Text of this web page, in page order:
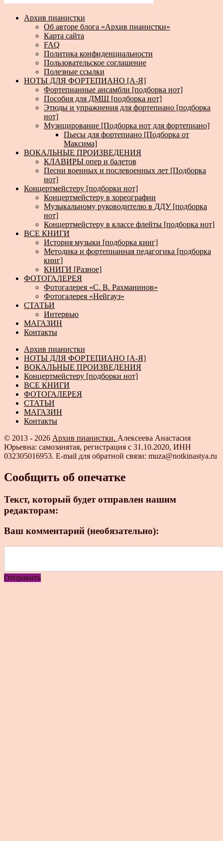
Архив пианистки
Об авторе блога «Архив пианистки»
Карта сайта
FAQ
Политика конфиденциальности
Пользовательское соглашение
Полезные ссылки
НОТЫ ДЛЯ ФОРТЕПИАНО [А-Я]
Фортепианные ансамбли [подборка нот]
Пособия для ДМШ [подборка нот]
Этюды и упражнения для фортепиано [подборка
нот]
Музицирование [Подборка нот для фортепиано]
Пьесы для фортепиано [Подборка от
Максима]
ВОКАЛЬНЫЕ ПРОИЗВЕДЕНИЯ
КЛАВИРЫ опер и балетов
Песни военных и послевоенных лет [Подборка
нот]
Концертмейстеру [подборки нот]
Концертмейстеру в хореографии
Музыкальному руководителю в ДДУ [подборка
нот]
Концертмейстеру в классе флейты [подборка нот]
ВСЕ КНИГИ
История музыки [подборка книг]
Методика и фортепианная педагогика [подборка
книг]
КНИГИ [Разное]
ФОТОГАЛЕРЕЯ
Фотогалерея «С. В. Рахманинов»
Фотогалерея «Нейгауз»
СТАТЬИ
Интервью
МАГАЗИН
Контакты
Архив пианистки
НОТЫ ДЛЯ ФОРТЕПИАНО [А-Я]
ВОКАЛЬНЫЕ ПРОИЗВЕДЕНИЯ
Концертмейстеру [подборки нот]
ВСЕ КНИГИ
ФОТОГАЛЕРЕЯ
СТАТЬИ
МАГАЗИН
Контакты
© 2013 - 2026 Архив пианистки. Алексеева Анастасия
Юрьевна: самозанятая, регистрация с 31.10.2020, ИНН
032305016953. E-mail для обратной связи: muza@notkinastya.ru
Сообщить об опечатке
Текст, который будет отправлен нашим
редакторам:
Ваш комментарий (необязательно):
Отправить